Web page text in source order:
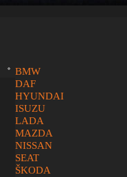
BMW
DAF
HYUNDAI
ISUZU
LADA
MAZDA
NISSAN
SEAT
ŠKODA